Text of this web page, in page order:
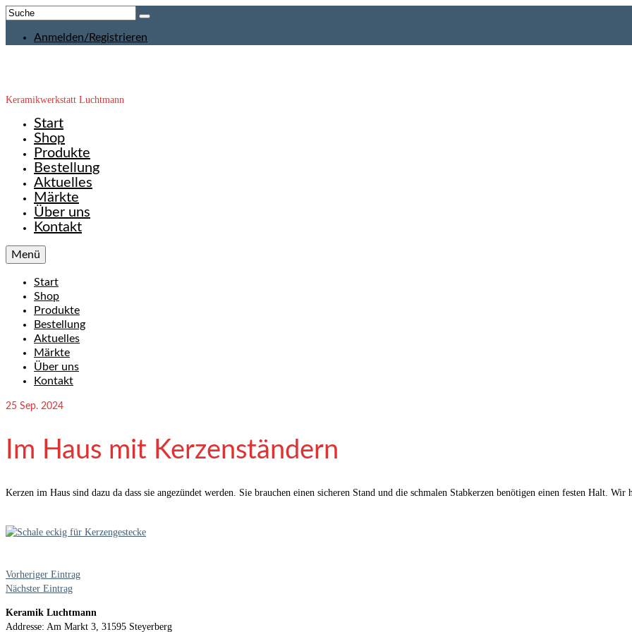
Suche
Anmelden/Registrieren
Keramikwerkstatt Luchtmann
Start
Shop
Produkte
Bestellung
Aktuelles
Märkte
Über uns
Kontakt
Menü
Start
Shop
Produkte
Bestellung
Aktuelles
Märkte
Über uns
Kontakt
25 Sep. 2024
Im Haus mit Kerzenständern
Kerzen im Haus sind dazu da dass sie angezündet werden. Sie brauchen einen sicheren Stand und die schmalen Stabkerzen benötigen einen festen Halt.
Vorheriger Eintrag
Nächster Eintrag
Keramik Luchtmann
Addresse: Am Markt 3, 31595 Steyerberg